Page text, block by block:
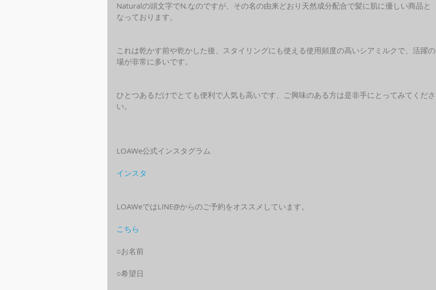
Naturalの頭文字でN.なのですが、その名の由来どおり天然成分配合で髪に肌に優しい商品と
なっております。
これは乾かす前や乾かした後、スタイリングにも使える使用頻度の高いシアミルクで、活躍の
場が非常に多いです。
ひとつあるだけでとても便利で人気も高いです、ご興味のある方は是非手にとってみてくださ
い。
LOAWe公式インスタグラム
インスタ
LOAWeではLINE@からのご予約をオススメしています。
こちら
○お名前
○希望日